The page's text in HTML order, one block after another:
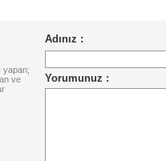
yapan;
ve